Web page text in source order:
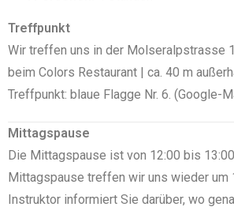
Treffpunkt
Wir treffen uns in der Molseralpstrasse
beim Colors Restaurant | ca. 40 m
Treffpunkt: blaue Flagge Nr. 6. (Google-
Mittagspause
Die Mittagspause ist von 12:00 bis
Mittagspause treffen wir uns wieder um
Instruktor informiert Sie darüber, wo